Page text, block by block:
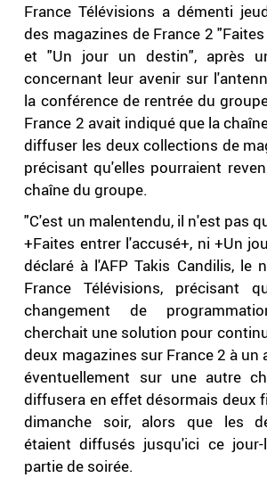
France Télévisions a démenti
des magazines de France 2
et "Un jour un destin", après
concernant leur avenir sur
la conférence de rentrée du
France 2 avait indiqué que la
diffuser les deux collections de
précisant qu'elles pourraient
chaîne du groupe.
"C'est un malentendu, il n'est pas
+Faites entrer l'accusé+, ni +Un
déclaré à l'AFP Takis Candilis, le
France Télévisions, précisant
changement de
cherchait une solution pour
deux magazines sur France 2 à un
éventuellement sur une autre
diffusera en effet désormais deux
dimanche soir, alors que les
étaient diffusés jusqu'ici ce jour-
partie de soirée.